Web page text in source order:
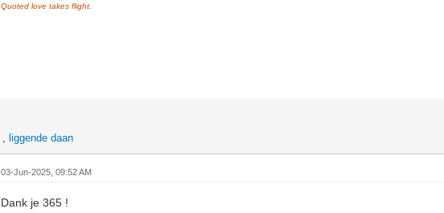
Quoted love takes flight.
, liggende daan
03-Jun-2025, 09:52 AM
Dank je 365 !